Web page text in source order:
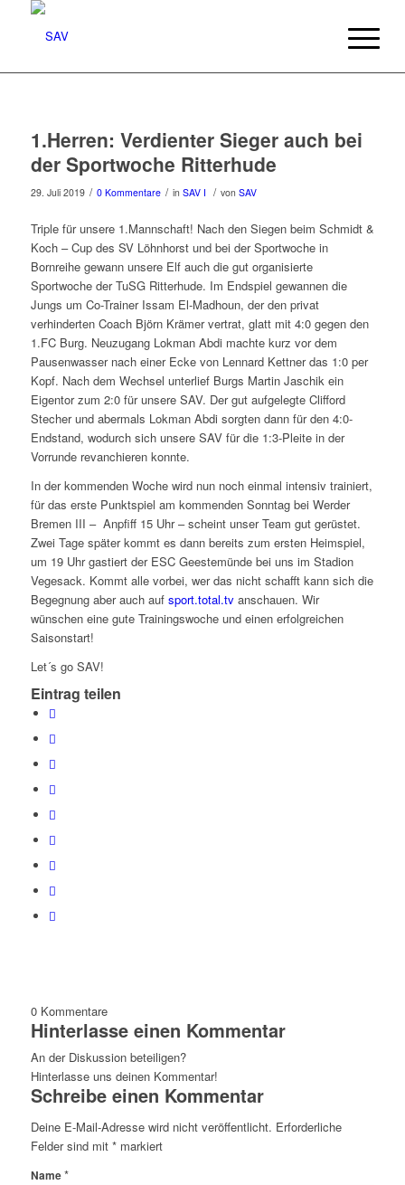
1.Herren: Verdienter Sieger auch bei
der Sportwoche Ritterhude
29. Juli 2019 / 0 Kommentare / in SAV I / von SAV
Triple für unsere 1.Mannschaft! Nach den Siegen beim Schmidt &
Koch – Cup des SV Löhnhorst und bei der Sportwoche in
Bornreihe gewann unsere Elf auch die gut organisierte
Sportwoche der TuSG Ritterhude. Im Endspiel gewannen die
Jungs um Co-Trainer Issam El-Madhoun, der den privat
verhinderten Coach Björn Krämer vertrat, glatt mit 4:0 gegen den
1.FC Burg. Neuzugang Lokman Abdi machte kurz vor dem
Pausenwasser nach einer Ecke von Lennard Kettner das 1:0 per
Kopf. Nach dem Wechsel unterlief Burgs Martin Jaschik ein
Eigentor zum 2:0 für unsere SAV. Der gut aufgelegte Clifford
Stecher und abermals Lokman Abdi sorgten dann für den 4:0-
Endstand, wodurch sich unsere SAV für die 1:3-Pleite in der
Vorrunde revanchieren konnte.
In der kommenden Woche wird nun noch einmal intensiv trainiert,
für das erste Punktspiel am kommenden Sonntag bei Werder
Bremen III – Anpfiff 15 Uhr – scheint unser Team gut gerüstet.
Zwei Tage später kommt es dann bereits zum ersten Heimspiel,
um 19 Uhr gastiert der ESC Geestemünde bei uns im Stadion
Vegesack. Kommt alle vorbei, wer das nicht schafft kann sich die
Begegnung aber auch auf sport.total.tv anschauen. Wir
wünschen eine gute Trainingswoche und einen erfolgreichen
Saisonstart!
Let´s go SAV!
Eintrag teilen
0 Kommentare
Hinterlasse einen Kommentar
An der Diskussion beteiligen?
Hinterlasse uns deinen Kommentar!
Schreibe einen Kommentar
Deine E-Mail-Adresse wird nicht veröffentlicht. Erforderliche
Felder sind mit *markiert
Name*